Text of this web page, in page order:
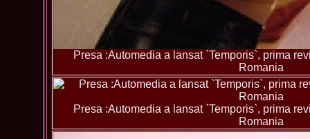
Presa :Automedia a lansat `Temporis`, prima
Romania
Presa :Automedia a lansat `Temporis`, prima
Romania